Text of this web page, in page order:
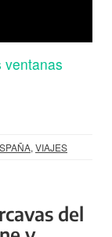
ventanas
, VIAJES
del